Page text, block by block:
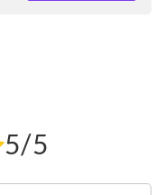
5/5